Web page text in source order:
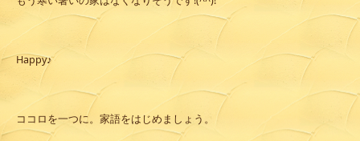
Happy♪
ココロを一つに。家語をはじめましょう。